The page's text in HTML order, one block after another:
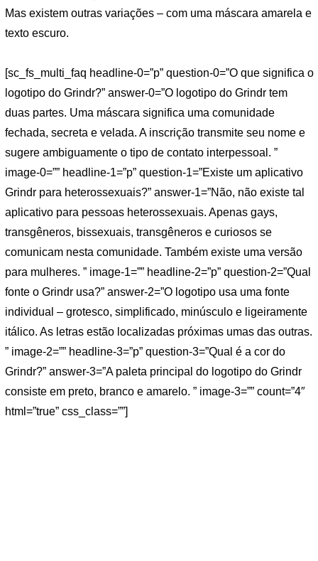
Mas existem outras variações – com uma máscara amarela e
texto escuro.
[sc_fs_multi_faq headline-0=”p” question-0=”O que significa o
logotipo do Grindr?” answer-0=”O logotipo do Grindr tem
duas partes. Uma máscara significa uma comunidade
fechada, secreta e velada. A inscrição transmite seu nome e
sugere ambiguamente o tipo de contato interpessoal. ”
image-0=”” headline-1=”p” question-1=”Existe um aplicativo
Grindr para heterossexuais?” answer-1=”Não, não existe tal
aplicativo para pessoas heterossexuais. Apenas gays,
transgêneros, bissexuais, transgêneros e curiosos se
comunicam nesta comunidade. Também existe uma versão
para mulheres. ” image-1=”” headline-2=”p” question-2=”Qual
fonte o Grindr usa?” answer-2=”O logotipo usa uma fonte
individual – grotesco, simplificado, minúsculo e ligeiramente
itálico. As letras estão localizadas próximas umas das outras.
” image-2=”” headline-3=”p” question-3=”Qual é a cor do
Grindr?” answer-3=”A paleta principal do logotipo do Grindr
consiste em preto, branco e amarelo. ” image-3=”” count=”4″
html=”true” css_class=””]